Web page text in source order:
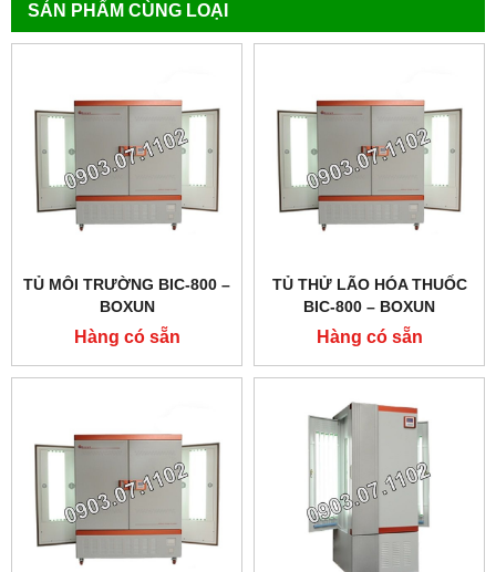
SẢN PHẨM CÙNG LOẠI
TỦ MÔI TRƯỜNG BIC-800 –
BOXUN
Hàng có sẵn
TỦ THỬ LÃO HÓA THUỐC
BIC-800 – BOXUN
Hàng có sẵn